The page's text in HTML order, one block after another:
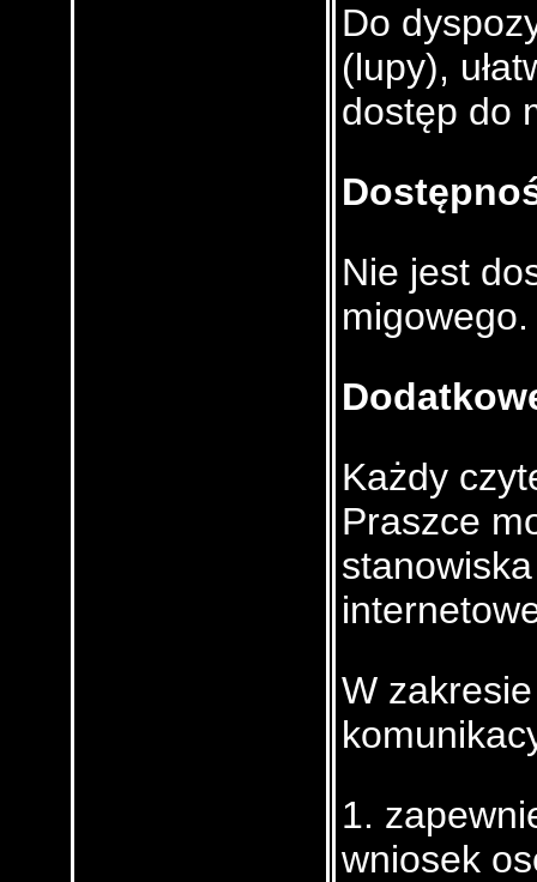
Do
(lupy),
dostęp do
Nie jest
migowego.
Każdy
Praszce
W
1.
wniosek